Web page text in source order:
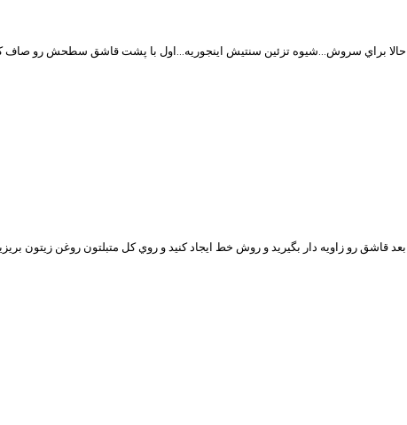
حالا براي سروش...شيوه تزئين سنتيش اينجوريه...اول با پشت قاشق سطحش رو صاف
بعد قاشق رو زاويه دار بگيريد و روش خط ايجاد كنيد و روي كل متبلتون روغن زيتون